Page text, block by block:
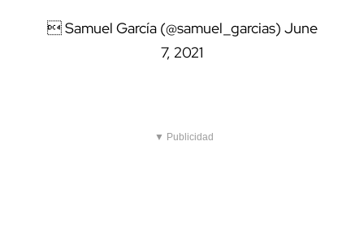
 Samuel García (@samuel_garcias) June
7, 2021
▼ Publicidad